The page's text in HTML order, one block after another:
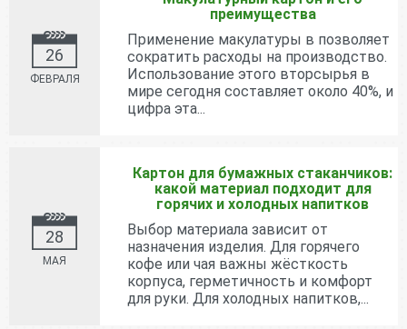
26
ФЕВРАЛЯ
преимущества
Применение макулатуры в позволяет
сократить расходы на производство.
Использование этого вторсырья в
мире сегодня составляет около 40%, и
цифра эта...
28
МАЯ
Картон для бумажных стаканчиков:
какой материал подходит для
горячих и холодных напитков
Выбор материала зависит от
назначения изделия. Для горячего
кофе или чая важны жёсткость
корпуса, герметичность и комфорт
для руки. Для холодных напитков,...